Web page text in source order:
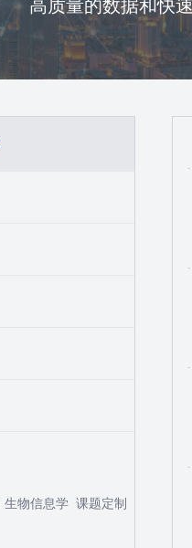
高质量的数据和快
生物信息学 课题定制